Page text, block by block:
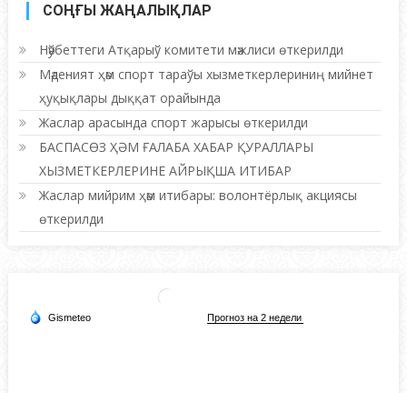
СОҢҒЫ ЖАҢАЛЫҚЛАР
Нәўбеттеги Атқарыў комитети мәжлиси өткерилди
Мәденият ҳәм спорт тараўы хызметкерлериниң мийнет
ҳуқықлары дыққат орайында
Жаслар арасында спорт жарысы өткерилди
БАСПАСӨЗ ҲӘМ ҒАЛАБА ХАБАР ҚУРАЛЛАРЫ
ХЫЗМЕТКЕРЛЕРИНЕ АЙРЫҚША ИТИБАР
Жаслар мийрим ҳәм итибары: волонтёрлық акциясы
өткерилди